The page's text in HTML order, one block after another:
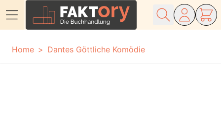
Home
Dantes Göttliche Komödie